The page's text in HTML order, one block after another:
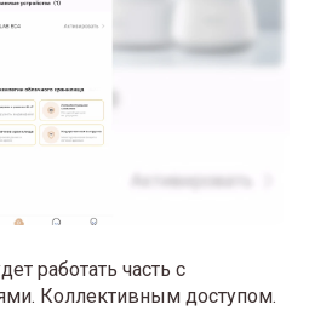
работать часть с
Коллективным доступом.